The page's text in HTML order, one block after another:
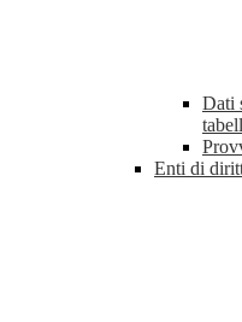
Dati
Enti di